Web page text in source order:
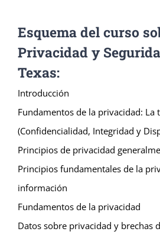
Esquema del curso
Privacidad y
Texas:
Introducción
Fundamentos de la privacidad: La
(Confidencialidad, Integridad y
Principios de privacidad
Principios fundamentales de la
información
Fundamentos de la privacidad
Datos sobre privacidad y brechas